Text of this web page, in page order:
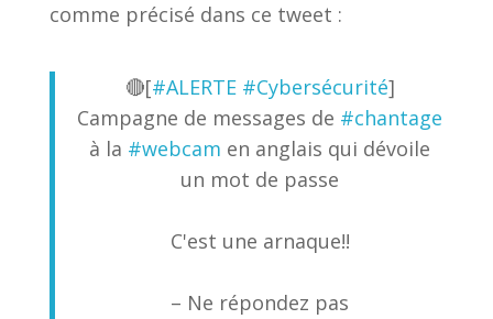
comme précisé dans ce tweet :
🔴[#ALERTE #Cybersécurité]
Campagne de messages de #chantage
à la #webcam en anglais qui dévoile
un mot de passe
C'est une arnaque!!
– Ne répondez pas